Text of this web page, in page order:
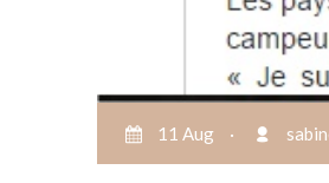
11 Aug ·